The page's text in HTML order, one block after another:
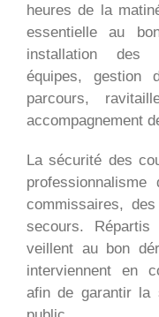
heures de la
essentielle au
installation des
équipes, gestion
parcours,
accompagnement
La sécurité des
commissaires,
secours.
veillent au bon
interviennent en
afin de garantir la